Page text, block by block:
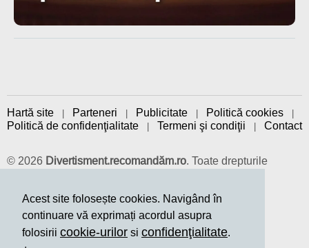
Acest site folosește cookies. Navigând în
continuare vă exprimați acordul asupra
folosirii cookie-urilor si confidenţialitate.
Hartă site | Parteneri | Publicitate | Politică cookies |
Politică de confidenţialitate | Termeni şi condiţii | Contact
© 2026 Divertisment.recomandăm.ro. Toate drepturile
Facebook 𝕏